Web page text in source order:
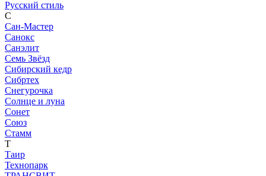
Русский стиль
С
Сан-Мастер
Санокс
Санэлит
Семь Звёзд
Сибирский кедр
Сибртех
Снегурочка
Солнце и луна
Сонет
Союз
Стамм
Т
Таир
Технопарк